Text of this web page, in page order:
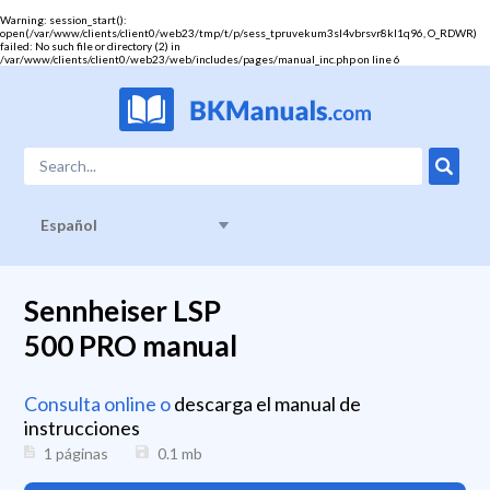
Warning: session_start():
open(/var/www/clients/client0/web23/tmp/t/p/sess_tpruvekum3sl4vbrsvr8kl1q96, O_RDWR)
failed: No such file or directory (2) in
/var/www/clients/client0/web23/web/includes/pages/manual_inc.phpon line6
Español
Sennheiser LSP
500 PRO manual
Consulta online odescarga el manual de
instrucciones
1 páginas 0.1 mb